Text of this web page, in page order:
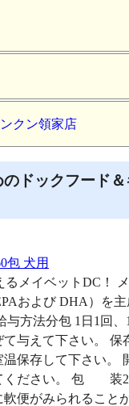
クン領家店
ドックフード
包 犬用
メイベットDC！
および DHA）を
与方法分包 1日1回、
与えて下さい。 保
温保存して下さい。
ください。 包 装
便がみられること